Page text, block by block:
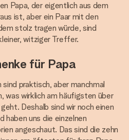
Papa, der eigentlich aus dem
ist, aber ein Paar mit den
stolz tragen würde, sind
witziger Treffer.
für Papa
praktisch, aber manchmal
was wirklich am häufigsten über
Deshalb sind wir noch einen
haben uns die einzelnen
angeschaut. Das sind die zehn